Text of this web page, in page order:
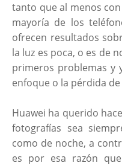
tanto que al menos
mayoría de los
ofrecen resultados
la luz es poca, o es de
primeros problemas y
enfoque o la pérdida
Huawei ha querido
fotografías sea
como de noche, a
es por esa razón